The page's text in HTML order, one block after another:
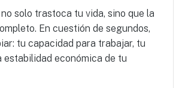
solo trastoca tu vida, sino que la
En cuestión de segundos,
tu capacidad para trabajar, tu
estabilidad económica de tu